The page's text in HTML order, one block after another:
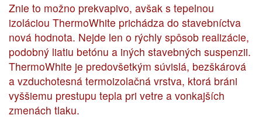
Znie to možno prekvapivo, avšak s tepelnou
izoláciou ThermoWhite prichádza do stavebníctva
nová hodnota. Nejde len o rýchly spôsob realizácie,
podobný liatiu betónu a iných stavebných suspenzii.
ThermoWhite je predovšetkým súvislá, bezškárová
a vzduchotesná termoizolačná vrstva, ktorá bráni
vyššiemu prestupu tepla pri vetre a vonkajších
zmenách tlaku.